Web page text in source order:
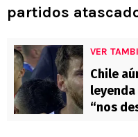
partidos
VER
Chile
“nos